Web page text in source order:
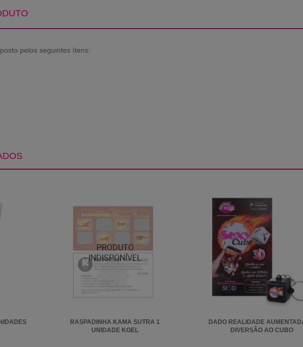
pelos seguintes ítens:
RASPADINHA KAMA SUTRA 1
UNIDADE KGEL
DADO REALIDADE
DIVERSÃO AO CUBO